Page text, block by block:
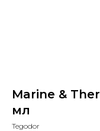
Marine &
мл
Tegodor